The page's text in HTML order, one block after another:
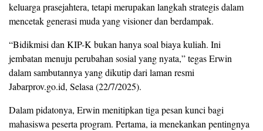
keluarga prasejahtera, tetapi merupakan langkah strategis dalam
mencetak generasi muda yang visioner dan berdampak.
“Bidikmisi dan KIP-K bukan hanya soal biaya kuliah. Ini
jembatan menuju perubahan sosial yang nyata,” tegas Erwin
dalam sambutannya yang dikutip dari laman resmi
Jabarprov.go.id, Selasa (22/7/2025).
Dalam pidatonya, Erwin menitipkan tiga pesan kunci bagi
mahasiswa peserta program. Pertama, ia menekankan pentingnya